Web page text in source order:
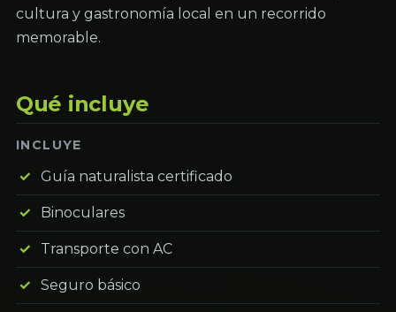
cultura y gastronomía local en un recorrido
memorable.
Qué incluye
INCLUYE
Guía naturalista certificado
Binoculares
Transporte con AC
Seguro básico